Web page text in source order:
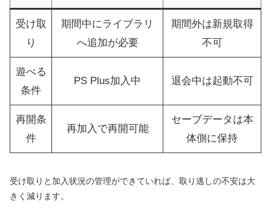
受け取
り
期間中にライブラリ
へ追加が必要
期間外は新規取得
不可
遊べる
条件
PS Plus加入中 退会中は起動不可
再開条
件
再加入で再開可能
セーブデータは本
体側に保持
受け取りと加入状況の管理ができていれば、取り逃しの不安は大
きく減ります。